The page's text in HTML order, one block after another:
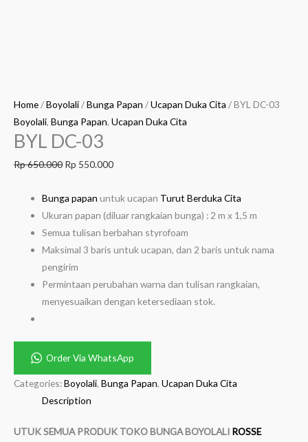
Home/Boyolali/Bunga Papan /Ucapan Duka Cita / BYL DC-03
Boyolali, Bunga Papan, Ucapan Duka Cita
BYL DC-03
Rp650.000 Rp 550.000
Bunga papan untuk ucapan Turut Berduka Cita
Ukuran papan (diluar rangkaian bunga) : 2 m x 1,5 m
Semua tulisan berbahan styrofoam
Maksimal 3 baris untuk ucapan, dan 2 baris untuk nama
pengirim
Permintaan perubahan warna dan tulisan rangkaian,
menyesuaikan dengan ketersediaan stok.
Order Via WhatsApp
Categories:Boyolali, Bunga Papan, Ucapan Duka Cita
Description
UTUK SEMUA PRODUK TOKO BUNGA BOYOLALI ROSSE